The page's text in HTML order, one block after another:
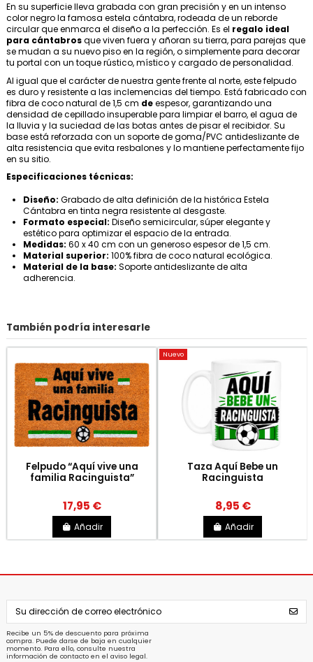
En su superficie lleva grabada con gran precisión y en un intenso
color negro la famosa estela cántabra, rodeada de un reborde
circular que enmarca el diseño a la perfección. Es el regalo ideal
para cántabrosque viven fuera y añoran su tierra, para parejas que
se mudan a su nuevo piso en la región, o simplemente para decorar
tu portal con un toque rústico, místico y cargado de personalidad.
Al igual que el carácter de nuestra gente frente al norte, este felpudo
es duro y resistente a las inclemencias del tiempo. Está fabricado con
fibra de coco natural de 1,5 cm deespesor, garantizando una
densidad de cepillado insuperable para limpiar el barro, el agua de
la lluvia y la suciedad de las botas antes de pisar el recibidor. Su
base está reforzada con un soporte de goma/PVC antideslizante de
alta resistencia que evita resbalones y lo mantiene perfectamente fijo
en su sitio.
Especificaciones técnicas:
Diseño: Grabado de alta definición de la histórica Estela
Cántabra en tinta negra resistente al desgaste.
Formato especial: Diseño semicircular, súper elegante y
estético para optimizar el espacio de la entrada.
Medidas: 60 x 40 cm con un generoso espesor de 1,5 cm.
Material superior: 100% fibra de coco natural ecológica.
Material de la base: Soporte antideslizante de alta
adherencia.
También podría interesarle
Felpudo “Aquí vive una
familia Racinguista”
17,95 €
Añadir
Nuevo
Taza Aquí Bebe un
Racinguista
8,95 €
Añadir
Recibe un 5% de descuento para próxima
compra. Puede darse de baja en cualquier
momento. Para ello, consulte nuestra
información de contacto en el aviso legal.